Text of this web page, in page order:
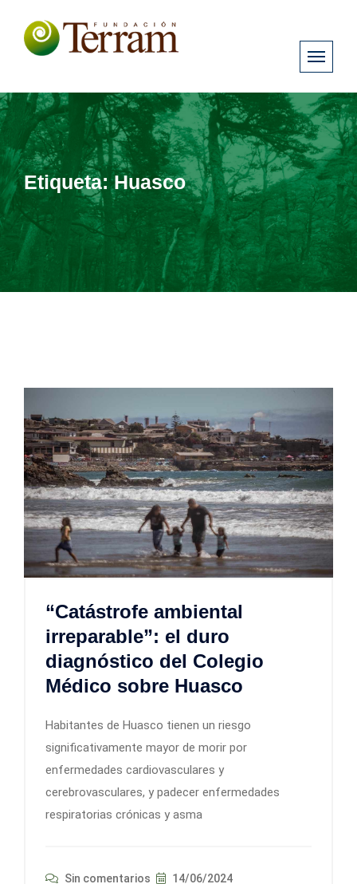
Etiqueta:Huasco
“Catástrofe ambiental
irreparable”: el duro
diagnóstico del Colegio
Médico sobre Huasco
Habitantes de Huasco tienen un riesgo
significativamente mayor de morir por
enfermedades cardiovasculares y
cerebrovasculares, y padecer enfermedades
respiratorias crónicas y asma
Sin comentarios 14/06/2024